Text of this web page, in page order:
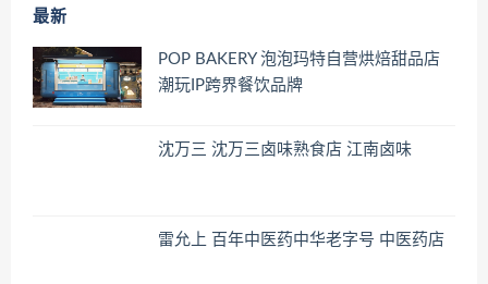
最新
POP BAKERY 泡泡玛特自营烘焙甜品店
潮玩IP跨界餐饮品牌
沈万三 沈万三卤味熟食店 江南卤味
雷允上 百年中医药中华老字号 中医药店